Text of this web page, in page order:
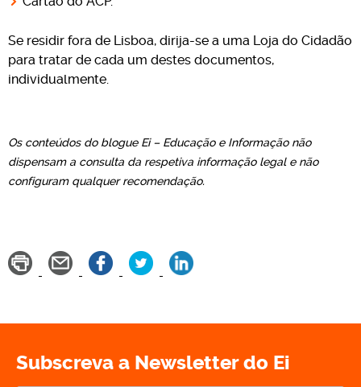
Se residir fora de Lisboa, dirija-se a uma Loja do Cidadão
para tratar de cada um destes documentos,
individualmente.
Os conteúdos do blogue Ei – Educação e Informação não
dispensam a consulta da respetiva informação legal e não
configuram qualquer recomendação.
Subscreva a Newsletter do Ei